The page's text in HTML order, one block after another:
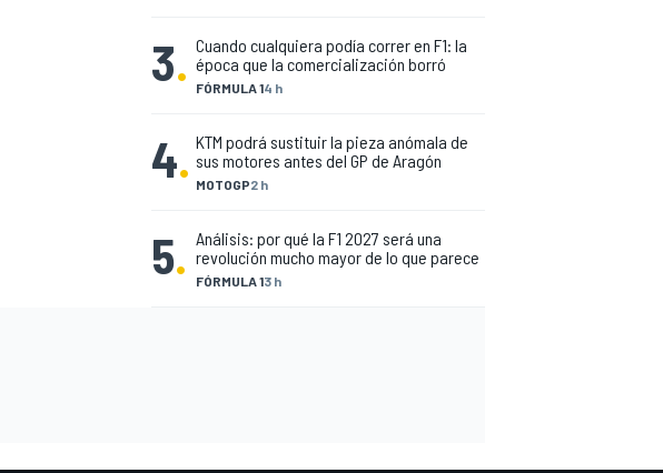
3. FÓRMULA 14 h
Cuando cualquiera podía correr en F1: la
época que la comercialización borró
4. MOTOGP2 h
KTM podrá sustituir la pieza anómala de
sus motores antes del GP de Aragón
5. FÓRMULA 13 h
Análisis: por qué la F1 2027 será una
revolución mucho mayor de lo que parece